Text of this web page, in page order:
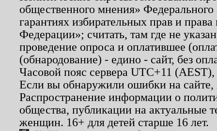
общественного мнения»
гарантиях избирательных прав и
Федерации»; считать, там где не
проведение опроса и оплатившее
(обнародование) - едино - сайт, без
Часовой пояс сервера UTC+11
Если вы обнаружили ошибки на
Распространение информации о
общества, публикации на актуальные
женщин. 16+ для детей старше 16 лет.